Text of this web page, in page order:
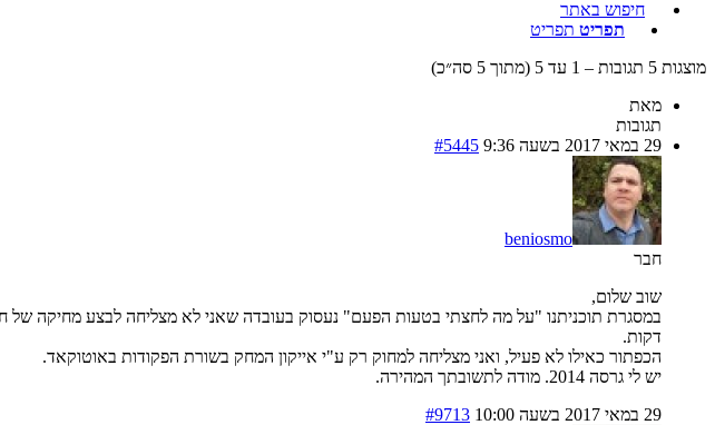
חיפוש באתר
תפריט תפריט
מוצגות 5 תגובות – 1 עד 5 (מתוך 5 סה״כ)
מאת
תגובות
29 במאי 2017 בשעה 9:36
#5445
beniosmo
חבר
שוב שלום,
דקות.
הכפתור כאילו לא פעיל, ואני מצליחה למחוק רק ע"י אייקון המחק בשורת הפקודות באוטוקאד.
יש לי גרסה 2014. מודה לתשובתך המהירה.
29 במאי 2017 בשעה 10:00
#9713